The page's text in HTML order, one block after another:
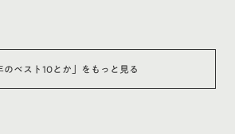
のベスト10とか 」をもっと見る